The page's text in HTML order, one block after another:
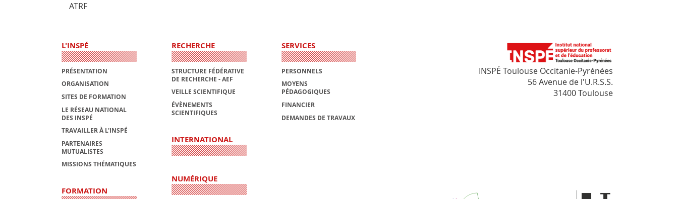
ATRF
L'INSPÉ
PRÉSENTATION
ORGANISATION
SITES DE FORMATION
LE RÉSEAU NATIONAL
DES INSPÉ
TRAVAILLER À L'INSPÉ
PARTENAIRES
MUTUALISTES
MISSIONS THÉMATIQUES
FORMATION
RECHERCHE
STRUCTURE FÉDÉRATIVE
DE RECHERCHE - AEF
VEILLE SCIENTIFIQUE
ÉVÈNEMENTS
SCIENTIFIQUES
INTERNATIONAL
NUMÉRIQUE
SERVICES
PERSONNELS
MOYENS
PÉDAGOGIQUES
FINANCIER
DEMANDES DE TRAVAUX
INSPÉ Toulouse Occitanie-Pyrénées
56 Avenue de l'U.R.S.S.
31400 Toulouse